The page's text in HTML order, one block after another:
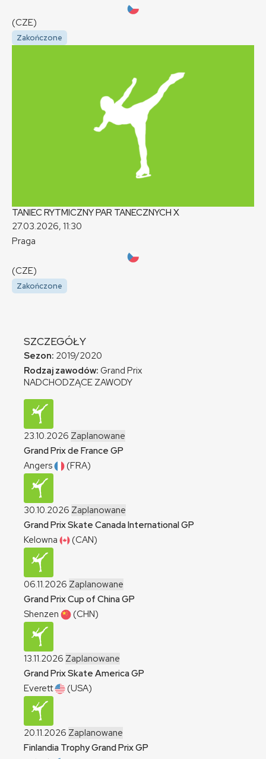
(CZE)
Zakończone
TANIEC RYTMICZNY PAR TANECZNYCH X
27.03.2026, 11:30
Praga
(CZE)
Zakończone
SZCZEGÓŁY
Sezon: 2019/2020
Rodzaj zawodów: Grand Prix
NADCHODZĄCE ZAWODY
23.10.2026 Zaplanowane
Grand Prix de France GP
Angers
(FRA)
30.10.2026 Zaplanowane
Grand Prix Skate Canada InternationalGP
Kelowna
(CAN)
06.11.2026 Zaplanowane
Grand Prix Cup of ChinaGP
Shenzen
(CHN)
13.11.2026 Zaplanowane
Grand Prix Skate AmericaGP
Everett
(USA)
20.11.2026 Zaplanowane
Finlandia Trophy Grand PrixGP